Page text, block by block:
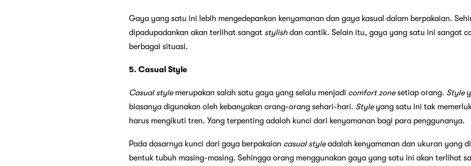
Gaya yang satu ini lebih mengedepankan kenyamanan dan gaya kasual dalam berpakaian.
dipadupadankan akan terlihat sangat stylishdan cantik. Selain itu, gaya yang satu ini sangat
berbagai situasi.
5. Casual Style
Casual stylemerupakan salah satu gaya yang selalu menjadi comfort zonesetiap orang. Style
biasanya digunakan oleh kebanyakan orang-orang sehari-hari. Styleyang satu ini tak
harus mengikuti tren. Yang terpenting adalah kunci dari kenyamanan bagi para penggunanya.
Pada dasarnya kunci dari gaya berpakaian casual styleadalah kenyamanan dan ukuran yang
bentuk tubuh masing-masing. Sehingga orang menggunakan gaya yang satu ini akan terlihat